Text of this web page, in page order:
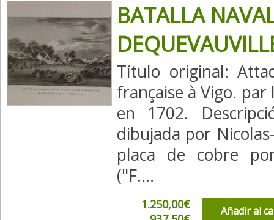
BATALLA
Título original:
française à Vigo.
en 1702.
dibujada por
placa de cobre por
("F....
1.250,00€
Añadir al